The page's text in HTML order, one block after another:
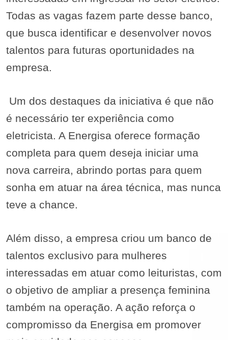
Todas as vagas fazem parte desse banco,
que busca identificar e desenvolver novos
talentos para futuras oportunidades na
empresa.
Um dos destaques da iniciativa é que não
é necessário ter experiência como
eletricista. A Energisa oferece formação
completa para quem deseja iniciar uma
nova carreira, abrindo portas para quem
sonha em atuar na área técnica, mas nunca
teve a chance.
Além disso, a empresa criou um banco de
talentos exclusivo para mulheres
interessadas em atuar como leituristas, com
o objetivo de ampliar a presença feminina
também na operação. A ação reforça o
compromisso da Energisa em promover